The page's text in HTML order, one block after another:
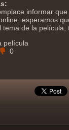
informar
esperamos
tema de la
película
0